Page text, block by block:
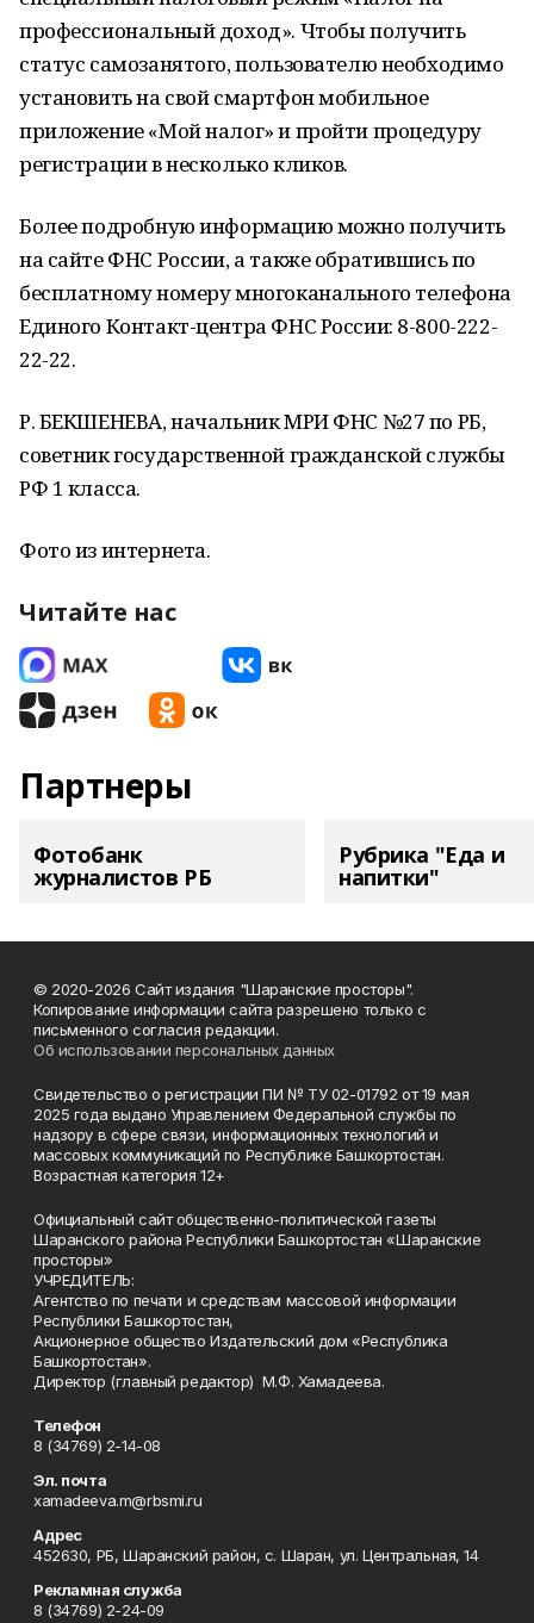
профессиональный доход». Чтобы получить
статус самозанятого, пользователю необходимо
установить на свой смартфон мобильное
приложение «Мой налог» и пройти процедуру
регистрации в несколько кликов.
Более подробную информацию можно получить
на сайте ФНС России, а также обратившись по
бесплатному номеру многоканального телефона
Единого Контакт-центра ФНС России: 8-800-222-
22-22.
Р. БЕКШЕНЕВА, начальник МРИ ФНС №27 по РБ,
советник государственной гражданской службы
РФ 1 класса.
Фото из интернета.
Читайте нас
Партнеры
Фотобанк
журналистов РБ
Рубрика "Еда и
напитки"
© 2020-2026 Сайт издания "Шаранские просторы".
Копирование информации сайта разрешено только с
письменного согласия редакции.
Об использовании персональных данных
Свидетельство о регистрации ПИ № ТУ 02-01792 от 19 мая
2025 года выдано Управлением Федеральной службы по
надзору в сфере связи, информационных технологий и
массовых коммуникаций по Республике Башкортостан.
Возрастная категория 12+
Официальный сайт общественно-политической газеты
Шаранского района Республики Башкортостан «Шаранские
просторы»
УЧРЕДИТЕЛЬ:
Агентство по печати и средствам массовой информации
Республики Башкортостан,
Акционерное общество Издательский дом «Республика
Башкортостан».
Директор (главный редактор) М.Ф. Хамадеева.
Телефон
8 (34769) 2-14-08
Эл. почта
xamadeeva.m@rbsmi.ru
Адрес
452630, РБ, Шаранский район, с. Шаран, ул. Центральная, 14
Рекламная служба
8 (34769) 2-24-09